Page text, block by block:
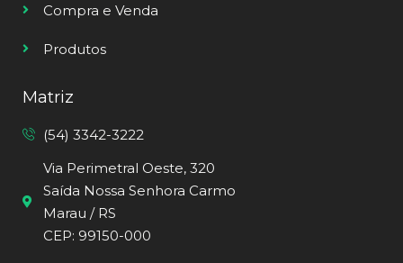
Compra e Venda
Produtos
Matriz
(54) 3342-3222
Via Perimetral Oeste, 320
Saída Nossa Senhora Carmo
Marau / RS
CEP: 99150-000